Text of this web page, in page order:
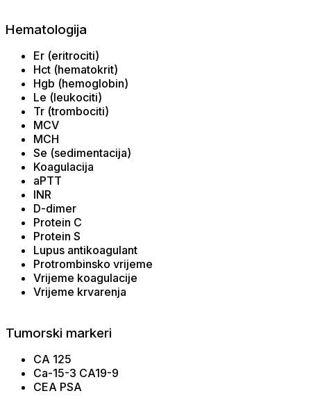
Hematologija
Er (eritrociti)
Hct (hematokrit)
Hgb (hemoglobin)
Le (leukociti)
Tr (trombociti)
MCV
MCH
Se (sedimentacija)
Koagulacija
aPTT
INR
D-dimer
Protein C
Protein S
Lupus antikoagulant
Protrombinsko vrijeme
Vrijeme koagulacije
Vrijeme krvarenja
Tumorski markeri
CA 125
Ca-15-3 CA19-9
CEA PSA